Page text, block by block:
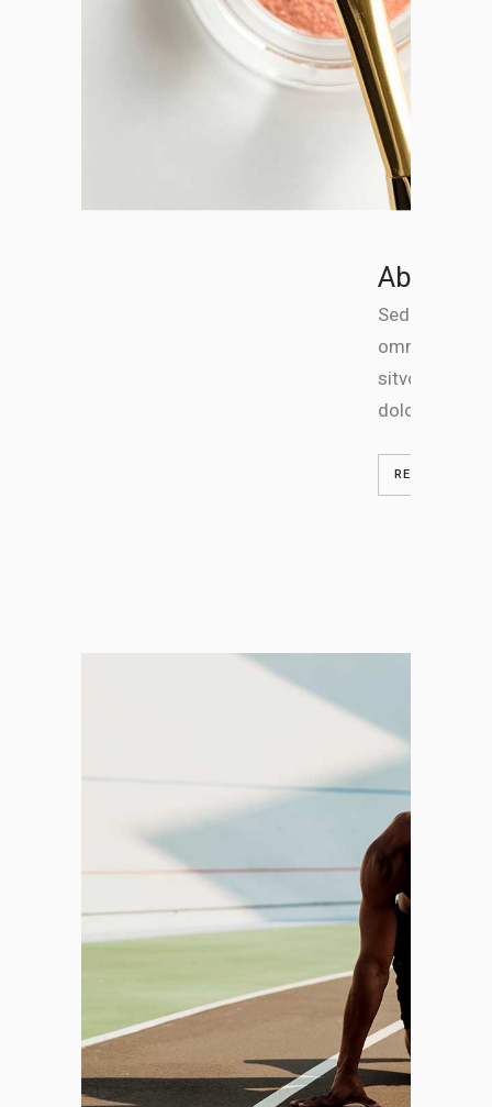
About
Sed ut
omnis iste
doloremque.
READ MORE